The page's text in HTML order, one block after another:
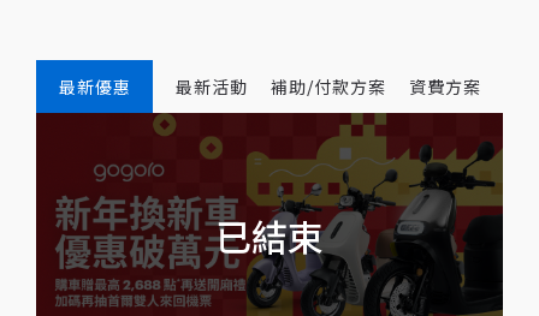
最新優惠 最新活動 補助/付款方案 資費方案